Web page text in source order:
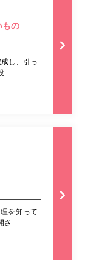
もの
し、引っ
を知って
さ...